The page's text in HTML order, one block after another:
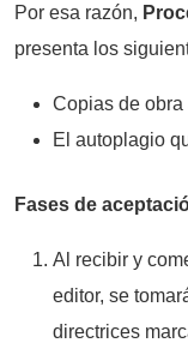
Por esa razón,
presenta los
Copias de
El autoplagio
Fases de
Al recibir y
editor, se
directrices